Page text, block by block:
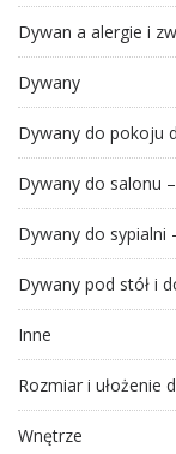
Dywan a alergie i
Dywany
Dywany do pokoju
Dywany do salonu
Dywany do
Dywany pod stół i
Inne
Rozmiar i ułożenie
Wnętrze